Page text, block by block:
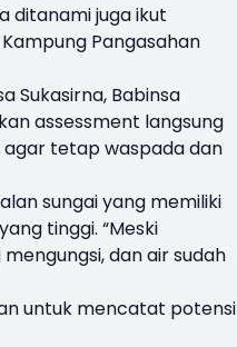
ditanami juga ikut
Pangasahan
Sukasirna, Babinsa
assessment langsung
agar tetap waspada dan
sungai yang memiliki
tinggi. “Meski
dan air sudah
untuk mencatat potensi